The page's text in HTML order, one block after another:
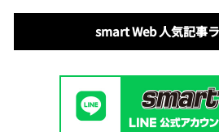
smart Web 人気記事